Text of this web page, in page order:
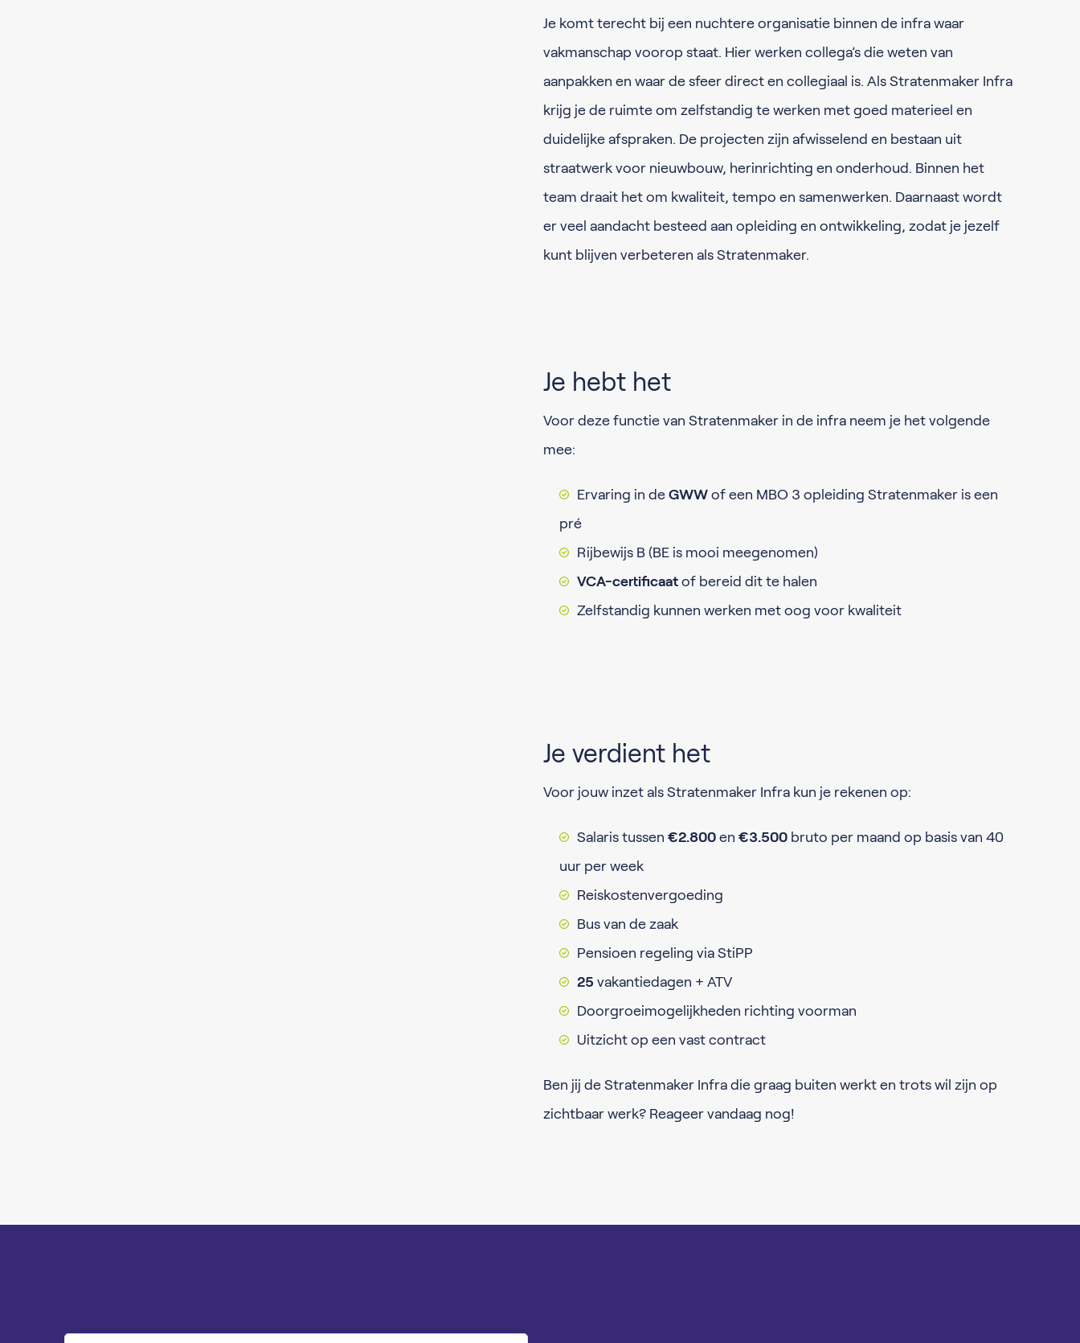
Je komt terecht bij een nuchtere organisatie binnen de infra waar
vakmanschap voorop staat. Hier werken collega’s die weten van
aanpakken en waar de sfeer direct en collegiaal is. Als Stratenmaker Infra
krijg je de ruimte om zelfstandig te werken met goed materieel en
duidelijke afspraken. De projecten zijn afwisselend en bestaan uit
straatwerk voor nieuwbouw, herinrichting en onderhoud. Binnen het
team draait het om kwaliteit, tempo en samenwerken. Daarnaast wordt
er veel aandacht besteed aan opleiding en ontwikkeling, zodat je jezelf
kunt blijven verbeteren als Stratenmaker.
Je hebt het
Voor deze functie van Stratenmaker in de infra neem je het volgende
mee:
Ervaring in de GWW of een MBO 3 opleiding Stratenmaker is een
pré
Rijbewijs B (BE is mooi meegenomen)
VCA-certificaat of bereid dit te halen
Zelfstandig kunnen werken met oog voor kwaliteit
Je verdient het
Voor jouw inzet als Stratenmaker Infra kun je rekenen op:
Salaris tussen €2.800 en €3.500 bruto per maand op basis van 40
uur per week
Reiskostenvergoeding
Bus van de zaak
Pensioen regeling via StiPP
25 vakantiedagen + ATV
Doorgroeimogelijkheden richting voorman
Uitzicht op een vast contract
Ben jij de Stratenmaker Infra die graag buiten werkt en trots wil zijn op
zichtbaar werk? Reageer vandaag nog!